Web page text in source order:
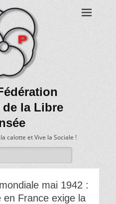
de la Libre
calotte et Vive la Sociale !
mai 1942 :
en France exige la